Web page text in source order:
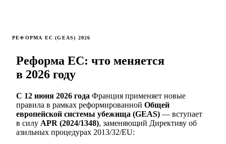
РЕФОРМА ЕС (GEAS) 2026
Реформа ЕС: что меняется
в 2026 году
С 12 июня 2026 года Франция применяет новые
правила в рамках реформированной Общей
европейской системы убежища (GEAS) — вступает
в силу APR (2024/1348), заменяющий Директиву об
азильных процедурах 2013/32/EU: